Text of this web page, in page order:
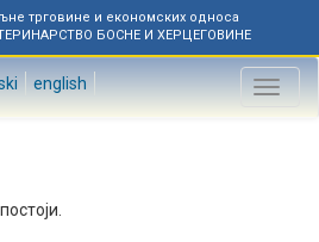
трговине и економских односа
БОСНЕ И ХЕРЦЕГОВИНЕ
english
Toggle